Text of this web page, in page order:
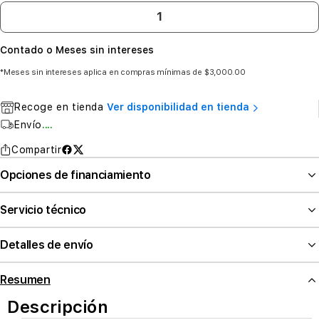
Contado o Meses sin intereses
*Meses sin intereses aplica en compras mínimas de $3,000.00
Recoge en tienda Ver disponibilidad en tienda
Envío....
Compartir
Opciones de financiamiento
Servicio técnico
Detalles de envío
Resumen
Descripción